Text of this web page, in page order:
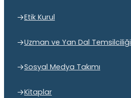
Etik Kurul
Uzman ve Yan Dal Temsilciliği
Sosyal Medya Takımı
Kitaplar